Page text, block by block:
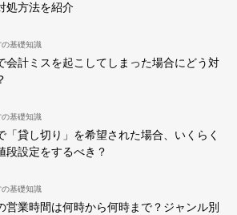
処方法を紹介
基礎知識
会計ミスを起こしてしまった場合にどう対
基礎知識
「貸し切り」を希望された場合、いくらく
段設定をするべき？
基礎知識
営業時間は何時から何時まで？ジャンル別